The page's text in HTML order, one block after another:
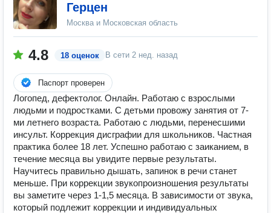
Герцен
Москва и Московская область
4.8 18 оценок В сети 2 нед. назад
Паспорт проверен
Логопед, дефектолог. Онлайн. Работаю с взрослыми
людьми и подростками. С детьми провожу занятия от 7-
ми летнего возраста. Работаю с людьми, перенесшими
инсульт. Коррекция дисграфии для школьников. Частная
практика более 18 лет. ️Успешно работаю с заиканием, в
течение месяца вы увидите первые результаты.
Научитесь правильно дышать, запинок в речи станет
меньше. ️При коррекции звукопроизношения результаты
вы заметите через 1-1,5 месяца. В зависимости от звука,
который подлежит коррекции и индивидуальных